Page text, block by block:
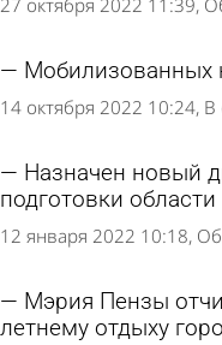
27 октября 2022 11:39
Мобилизованных
14 октября 2022 10:24 В
Назначен новый
подготовки области
12 января 2022 10:18
Мэрия Пензы
летнему отдыху